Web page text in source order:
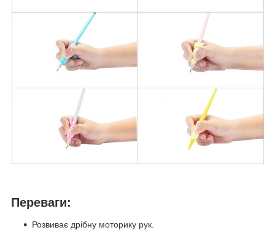
Переваги:
Розвиває дрібну моторику рук.